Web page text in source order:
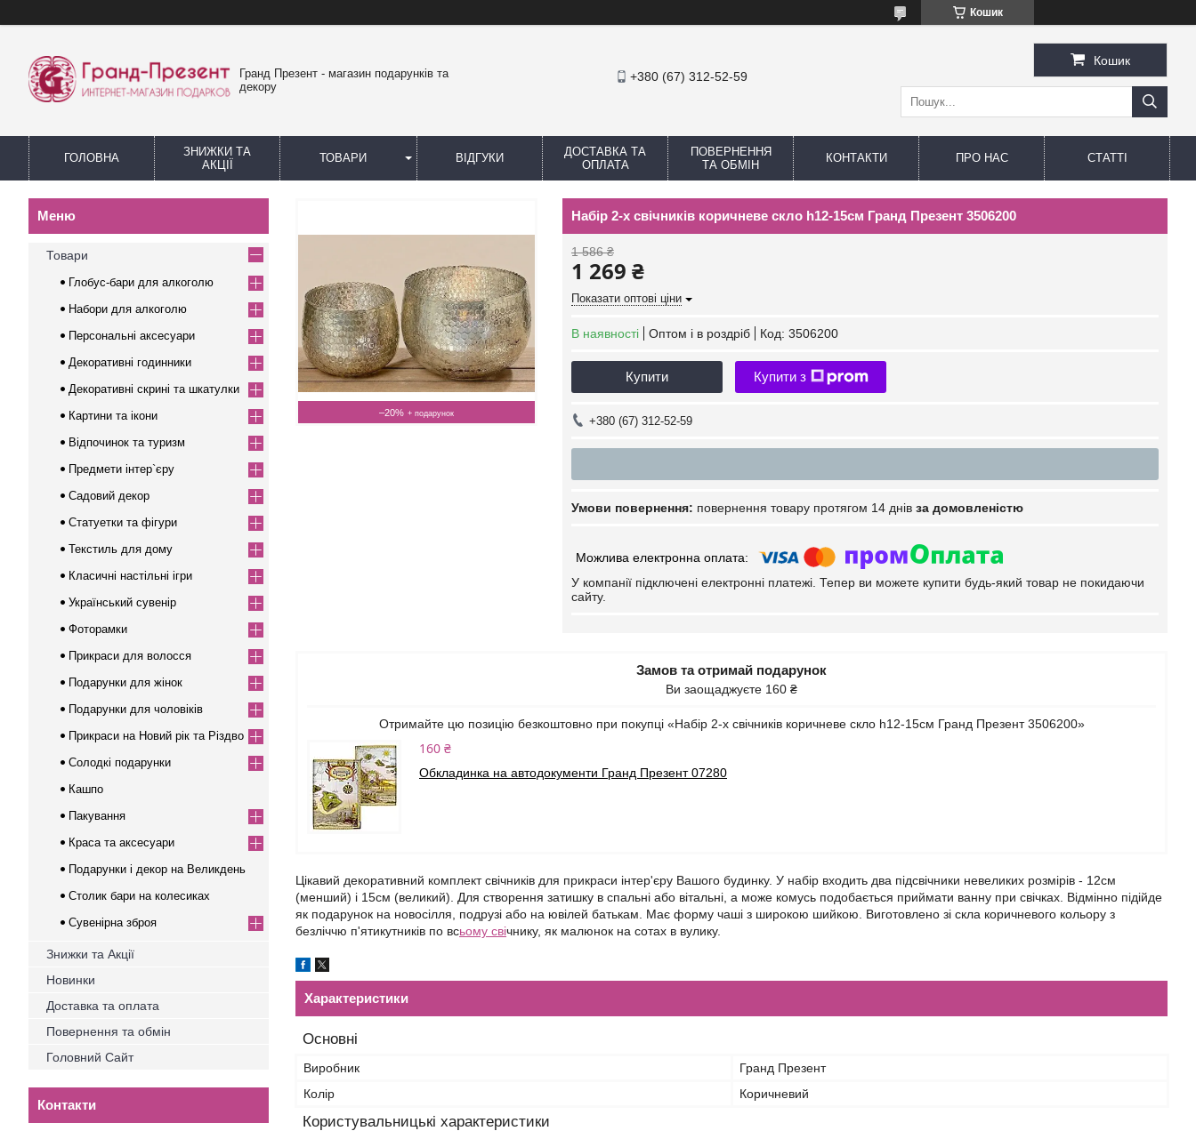
Кошик
Гранд Презент - магазин подарунків та
декору
+380 (67) 312-52-59
Кошик
ГОЛОВНА
ЗНИЖКИ ТА
АКЦІЇ
ТОВАРИ ВІДГУКИ
ДОСТАВКА ТА
ОПЛАТА
ПОВЕРНЕННЯ
ТА ОБМІН
КОНТАКТИ ПРО НАС СТАТТІ
–20%
Набір 2-х свічників коричневе скло h12-15см Гранд Презент 3506200
1 586 ₴
1 269 ₴
Показати оптові ціни
В наявності Оптом і в роздріб Код: 3506200
Купити Купити з
+380 (67) 312-52-59
повернення товару протягом 14 днів за домовленістю
У компанії підключені електронні платежі. Тепер ви можете купити будь-який товар не покидаючи
сайту.
Замов та отримай подарунок
Ви заощаджуєте 160 ₴
Отримайте цю позицію безкоштовно при покупці «Набір 2-х свічників коричневе скло h12-15см Гранд Презент 3506200»
160 ₴
Обкладинка на автодокументи Гранд Презент 07280
Цікавий декоративний комплект свічників для прикраси інтер'єру Вашого будинку. У набір входить два підсвічники невеликих розмірів - 12см
(менший) і 15см (великий). Для створення затишку в спальні або вітальні, а може комусь подобається приймати ванну при свічках. Відмінно підійде
як подарунок на новосілля, подрузі або на ювілей батькам. Має форму чаші з широкою шийкою. Виготовлено зі скла коричневого кольору з
безліччю п'ятикутників по всьому свічнику, як малюнок на сотах в вулику.
Характеристики
Основні
Виробник
Гранд Презент
Колір
Коричневий
Користувальницькі характеристики
Товари
Глобус-бари для алкоголю
Набори для алкоголю
Персональні аксесуари
Декоративні годинники
Декоративні скрині та шкатулки
Картини та ікони
Відпочинок та туризм
Предмети інтер`єру
Садовий декор
Статуетки та фігури
Текстиль для дому
Класичні настільні ігри
Український сувенір
Фоторамки
Прикраси для волосся
Подарунки для жінок
Подарунки для чоловіків
Прикраси на Новий рік та Різдво
Солодкі подарунки
Кашпо
Пакування
Краса та аксесуари
Подарунки і декор на Великдень
Столик бари на колесиках
Сувенірна зброя
Знижки та Акції
Новинки
Доставка та оплата
Повернення та обмін
Головний Сайт
Контакти